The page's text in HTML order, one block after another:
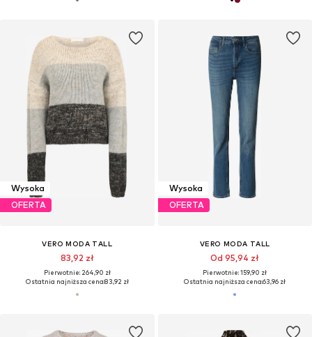
Wysoka
OFERTA
VERO MODA TALL
83,92 zł
Pierwotnie: 264,90 zł
Ostatnia najniższa cena:83,92 zł
Wysoka
OFERTA
VERO MODA TALL
Od 95,94 zł
Pierwotnie: 159,90 zł
Ostatnia najniższa cena:63,96 zł